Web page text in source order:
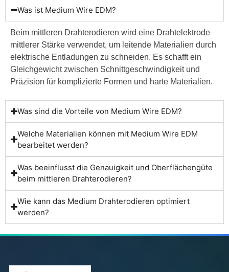
Was ist Medium Wire EDM?
Beim mittleren Drahterodieren wird eine Drahtelektrode
mittlerer Stärke verwendet, um leitende Materialien durch
elektrische Entladungen zu schneiden. Es schafft ein
Gleichgewicht zwischen Schnittgeschwindigkeit und
Präzision für komplizierte Formen und harte Materialien.
Was sind die Vorteile von Medium Wire EDM?
Welche Materialien können mit Medium Wire EDM
bearbeitet werden?
Was beeinflusst die Genauigkeit und Oberflächengüte
beim mittleren Drahterodieren?
Wie kann das Medium Drahterodieren optimiert
werden?